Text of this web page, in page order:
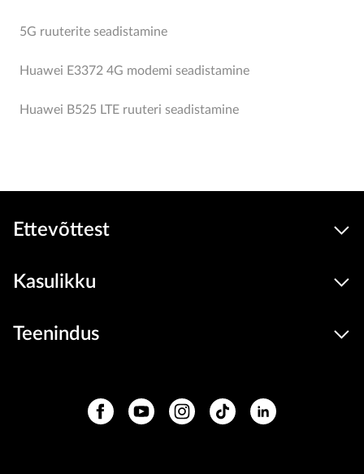
5G ruuterite seadistamine
Huawei E3372 4G modemi seadistamine
Huawei B525 LTE ruuteri seadistamine
Ettevõttest
Kasulikku
Teenindus